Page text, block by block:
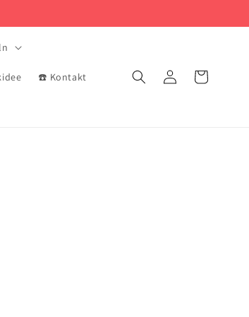
☎️ Kontakt VerbindungKorb